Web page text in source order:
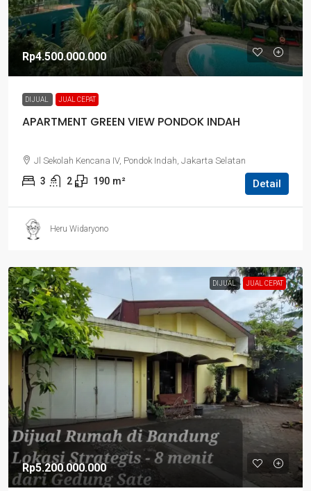
Rp4.500.000.000
DIJUAL JUAL CEPAT
APARTMENT GREEN VIEW PONDOK INDAH
Jl Sekolah Kencana IV, Pondok Indah, Jakarta Selatan
3 2 190 m² Detail
Heru Widaryono
DIJUAL JUAL CEPAT
Rp5.200.000.000